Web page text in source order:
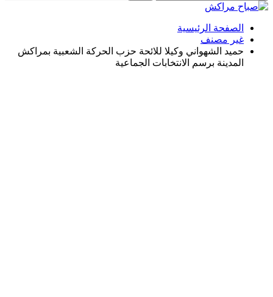
الصفحة الرئيسية
غير مصنف
حميد الشهواني وكيلا للائحة حزب الحركة الشعبية بمراكش
المدينة برسم الانتخابات الجماعية